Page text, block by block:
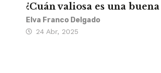
¿Cuán valiosa es una
Elva Franco Delgado
24 Abr, 2025